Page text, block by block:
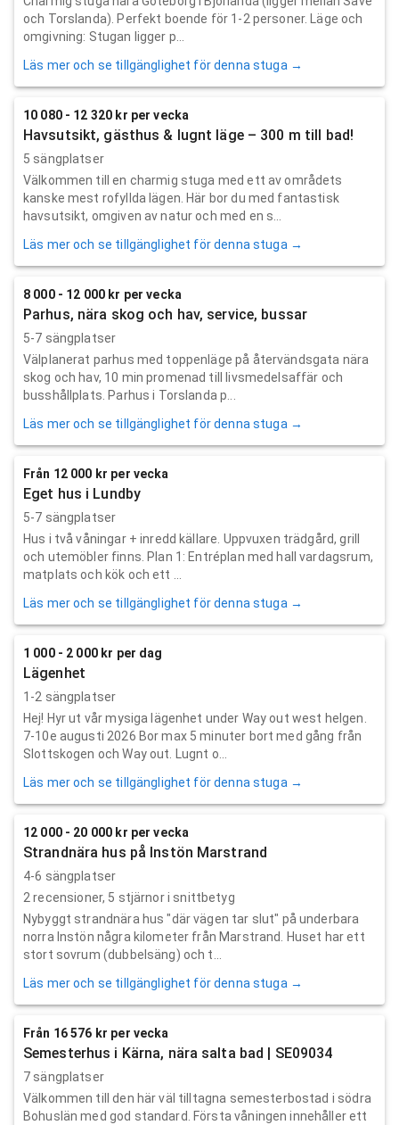
och Torslanda). Perfekt boende för 1-2 personer. Läge och
omgivning: Stugan ligger p...
Läs mer och se tillgänglighet för denna stuga →
10 080 - 12 320 kr per vecka
Havsutsikt, gästhus & lugnt läge – 300 m till bad!
5 sängplatser
Välkommen till en charmig stuga med ett av områdets
kanske mest rofyllda lägen. Här bor du med fantastisk
havsutsikt, omgiven av natur och med en s...
Läs mer och se tillgänglighet för denna stuga →
8 000 - 12 000 kr per vecka
Parhus, nära skog och hav, service, bussar
5-7 sängplatser
Välplanerat parhus med toppenläge på återvändsgata nära
skog och hav, 10 min promenad till livsmedelsaffär och
busshållplats. Parhus i Torslanda p...
Läs mer och se tillgänglighet för denna stuga →
Från 12 000 kr per vecka
Eget hus i Lundby
5-7 sängplatser
Hus i två våningar + inredd källare. Uppvuxen trädgård, grill
och utemöbler finns. Plan 1: Entréplan med hall vardagsrum,
matplats och kök och ett ...
Läs mer och se tillgänglighet för denna stuga →
1 000 - 2 000 kr per dag
Lägenhet
1-2 sängplatser
Hej! Hyr ut vår mysiga lägenhet under Way out west helgen.
7-10e augusti 2026 Bor max 5 minuter bort med gång från
Slottskogen och Way out. Lugnt o...
Läs mer och se tillgänglighet för denna stuga →
12 000 - 20 000 kr per vecka
Strandnära hus på Instön Marstrand
4-6 sängplatser
2 recensioner, 5 stjärnor i snittbetyg
Nybyggt strandnära hus "där vägen tar slut" på underbara
norra Instön några kilometer från Marstrand. Huset har ett
stort sovrum (dubbelsäng) och t...
Läs mer och se tillgänglighet för denna stuga →
Från 16 576 kr per vecka
Semesterhus i Kärna, nära salta bad | SE09034
7 sängplatser
Välkommen till den här väl tilltagna semesterbostad i södra
Bohuslän med god standard. Första våningen innehåller ett